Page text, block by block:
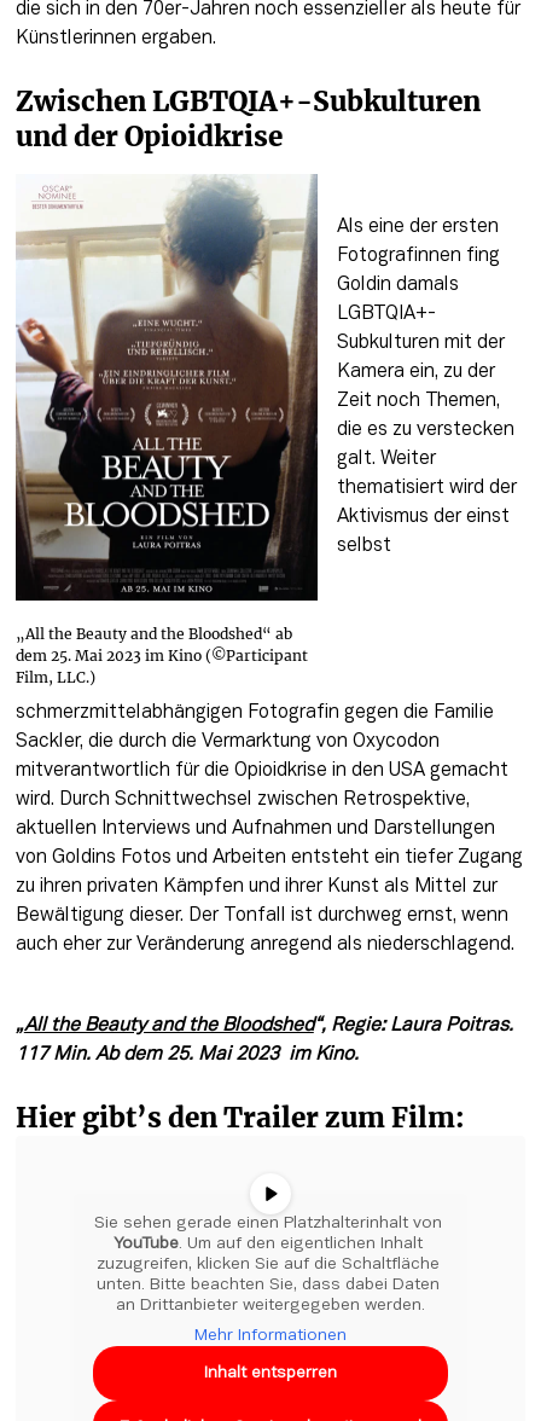
die sich in den 70er-Jahren noch essenzieller als heute für
Künstlerinnen ergaben.
Zwischen LGBTQIA+-Subkulturen
und der Opioidkrise
„All the Beauty and the Bloodshed“ ab
dem 25. Mai 2023 im Kino (©Participant
Film, LLC.)
Als eine der ersten
Fotografinnen fing
Goldin damals
LGBTQIA+-
Subkulturen mit der
Kamera ein, zu der
Zeit noch Themen,
die es zu verstecken
galt. Weiter
thematisiert wird der
Aktivismus der einst
selbst
schmerzmittelabhängigen Fotografin gegen die Familie
Sackler, die durch die Vermarktung von Oxycodon
mitverantwortlich für die Opioidkrise in den USA gemacht
wird. Durch Schnittwechsel zwischen Retrospektive,
aktuellen Interviews und Aufnahmen und Darstellungen
von Goldins Fotos und Arbeiten entsteht ein tiefer Zugang
zu ihren privaten Kämpfen und ihrer Kunst als Mittel zur
Bewältigung dieser. Der Tonfall ist durchweg ernst, wenn
auch eher zur Veränderung anregend als niederschlagend.
„All the Beauty and the Bloodshed“, Regie: Laura Poitras.
117 Min. Ab dem 25. Mai 2023  im Kino.
Hier gibt’s den Trailer zum Film:
YouTube. Um auf den eigentlichen Inhalt
zuzugreifen, klicken Sie auf die Schaltfläche
unten. Bitte beachten Sie, dass dabei Daten
an Drittanbieter weitergegeben werden.
Mehr Informationen
Inhalt entsperren